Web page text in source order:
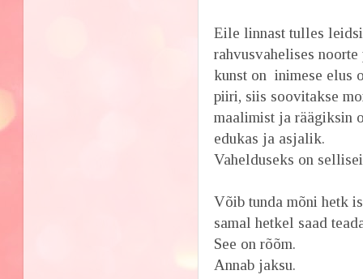
Eile linnast tulles
rahvusvahelises
kunst on inimese elus
piiri, siis soovitakse
maalimist ja räägiksin
edukas ja asjalik.
Vahelduseks on
Võib tunda mõni hetk
samal hetkel saad
See on rõõm.
Annab jaksu.